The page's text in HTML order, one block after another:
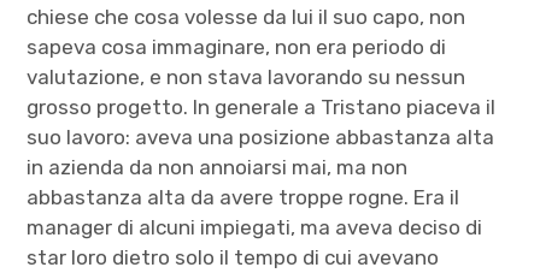
chiese che cosa volesse da lui il suo capo, non
sapeva cosa immaginare, non era periodo di
valutazione, e non stava lavorando su nessun
grosso progetto. In generale a Tristano piaceva il
suo lavoro: aveva una posizione abbastanza alta
in azienda da non annoiarsi mai, ma non
abbastanza alta da avere troppe rogne. Era il
manager di alcuni impiegati, ma aveva deciso di
star loro dietro solo il tempo di cui avevano